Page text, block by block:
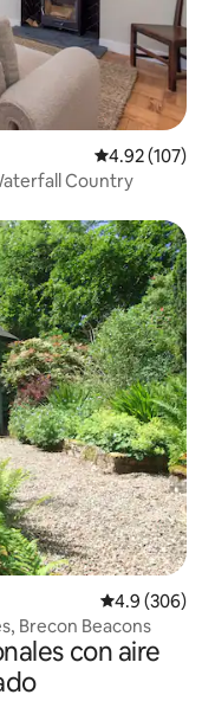
Calificación
4.92 (107)
Country
Calificación
4.9 (306)
Brecon Beacons
con aire